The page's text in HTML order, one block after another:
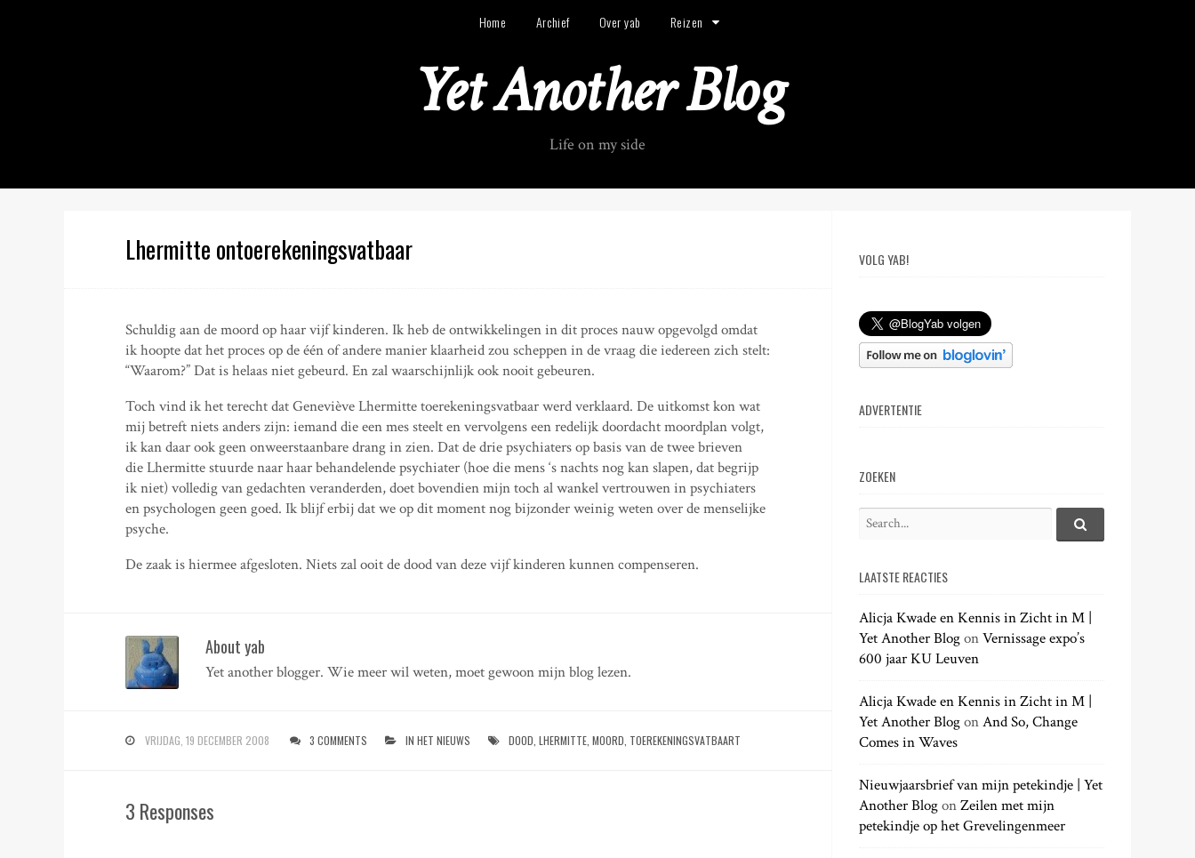
t
Home Archief Over yab Reizen
Yet Another Blog
Life on my side
Lhermitte ontoerekeningsvatbaar
Schuldig aan de moord op haar vijf kinderen. Ik heb de ontwikkelingen in dit proces nauw opgevolgd omdat
ik hoopte dat het proces op de één of andere manier klaarheid zou scheppen in de vraag die iedereen zich stelt:
“Waarom?” Dat is helaas niet gebeurd. En zal waarschijnlijk ook nooit gebeuren.
Toch vind ik het terecht dat Geneviève Lhermitte toerekeningsvatbaar werd verklaard. De uitkomst kon wat
mij betreft niets anders zijn: iemand die een mes steelt en vervolgens een redelijk doordacht moordplan volgt,
ik kan daar ook geen onweerstaanbare drang in zien. Dat de drie psychiaters op basis van de twee brieven
die Lhermitte stuurde naar haar behandelende psychiater (hoe die mens ‘s nachts nog kan slapen, dat begrijp
ik niet) volledig van gedachten veranderden, doet bovendien mijn toch al wankel vertrouwen in psychiaters
en psychologen geen goed. Ik blijf erbij dat we op dit moment nog bijzonder weinig weten over de menselijke
psyche.
De zaak is hiermee afgesloten. Niets zal ooit de dood van deze vijf kinderen kunnen compenseren.
About yab
Yet another blogger. Wie meer wil weten, moet gewoon mijn blog lezen.
VRIJDAG, 19 DECEMBER 2008 3 COMMENTS IN HET NIEUWS DOOD ,LHERMITTE ,MOORD TOEREKENINGSVATBAART
3 Responses
VOLG YAB!
ADVERTENTIE
ZOEKEN
r
h
f
o
:
S
h
.
LAATSTE REACTIES
Alicja Kwade en Kennis in Zicht in M |
Yet Another BlogonVernissage expo’s
600 jaar KU Leuven
Alicja Kwade en Kennis in Zicht in M |
Yet Another BlogonAnd So, Change
Comes in Waves
Nieuwjaarsbrief van mijn petekindje | Yet
Another BlogonZeilen met mijn
petekindje op het Grevelingenmeer